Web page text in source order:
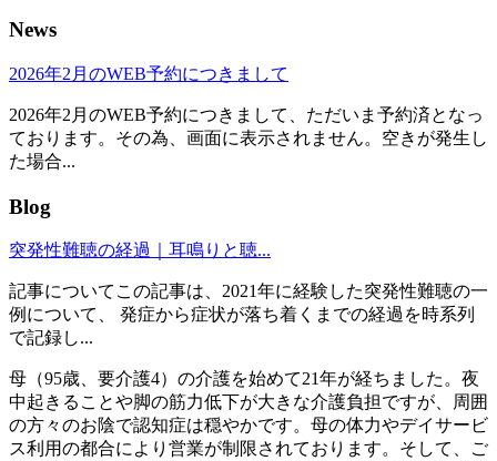
News
2026年2月のWEB予約につきまして
2026年2月のWEB予約につきまして、ただいま予約済となっ
ております。その為、画面に表示されません。空きが発生し
た場合...
Blog
突発性難聴の経過｜耳鳴りと聴...
記事についてこの記事は、2021年に経験した突発性難聴の一
例について、 発症から症状が落ち着くまでの経過を時系列
で記録し...
母（95歳、要介護4）の介護を始めて21年が経ちました。夜
中起きることや脚の筋力低下が大きな介護負担ですが、周囲
の方々のお陰で認知症は穏やかです。母の体力やデイサービ
ス利用の都合により営業が制限されております。そして、ご